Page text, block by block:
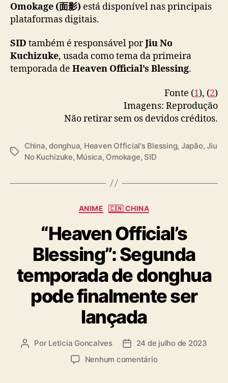
a
e
a
v
f
c
l
e
s
n
g
”
Omokage (面影) está disponível nas principais
plataformas digitais.
SID também é responsável porJiu No
Kuchizuke, usada como tema da primeira
temporada de Heaven Official’s Blessing.
Fonte (1), (2)
Imagens: Reprodução
Não retirar sem os devidos créditos.
T
s
China,donghua, Heaven Official's Blessing, Japão,Jiu
No Kuchizuke, Música, Omokage, SID
C
t
e
g
o
r
i
a
ANIME 🇨🇳 CHINA
“Heaven Official’s
Blessing”: Segunda
temporada de donghua
pode finalmente ser
lançada
A Por Leticia Goncalves
D 24 de julho de 2023
Nenhum comentárioe